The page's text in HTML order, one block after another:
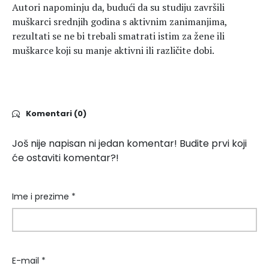
Autori napominju da, budući da su studiju završili
muškarci srednjih godina s aktivnim zanimanjima,
rezultati se ne bi trebali smatrati istim za žene ili
muškarce koji su manje aktivni ili različite dobi.
Komentari (0)
Još nije napisan ni jedan komentar! Budite prvi koji
će ostaviti komentar?!
Ime i prezime *
E-mail *